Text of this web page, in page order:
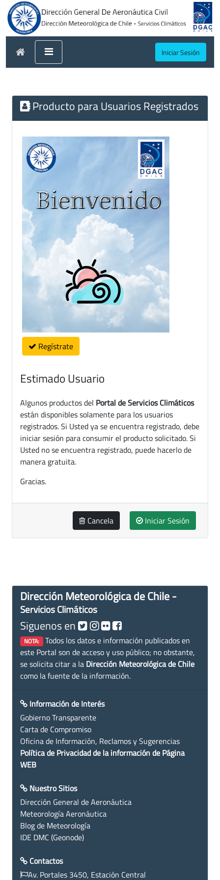
Iniciar Sesión
Producto para Usuarios Registrados
Regístrate
Estimado Usuario
Algunos productos del Portal de Servicios Climáticos
están disponibles solamente para los usuarios
registrados. Si Usted ya se encuentra registrado, debe
iniciar sesión para consumir el producto solicitado. Si
Usted no se encuentra registrado, puede hacerlo de
manera gratuita.
Gracias.
Cancela Iniciar Sesión
Dirección Meteorológica de Chile -
Servicios Climáticos
Siguenos en
NOTA: Todos los datos e información publicados en
este Portal son de acceso y uso público; no obstante,
se solicita citar a la Dirección Meteorológica de Chile
como la fuente de la información.
Información de Interés
Gobierno Transparente
Carta de Compromiso
Oficina de Información, Reclamos y Sugerencias
Política de Privacidad de la información de Página
WEB
Nuestro Sitios
Dirección General de Aeronáutica
Meteorología Aeronáutica
Blog de Meteorología
IDE DMC (Geonode)
Contactos
Av. Portales 3450, Estación Central